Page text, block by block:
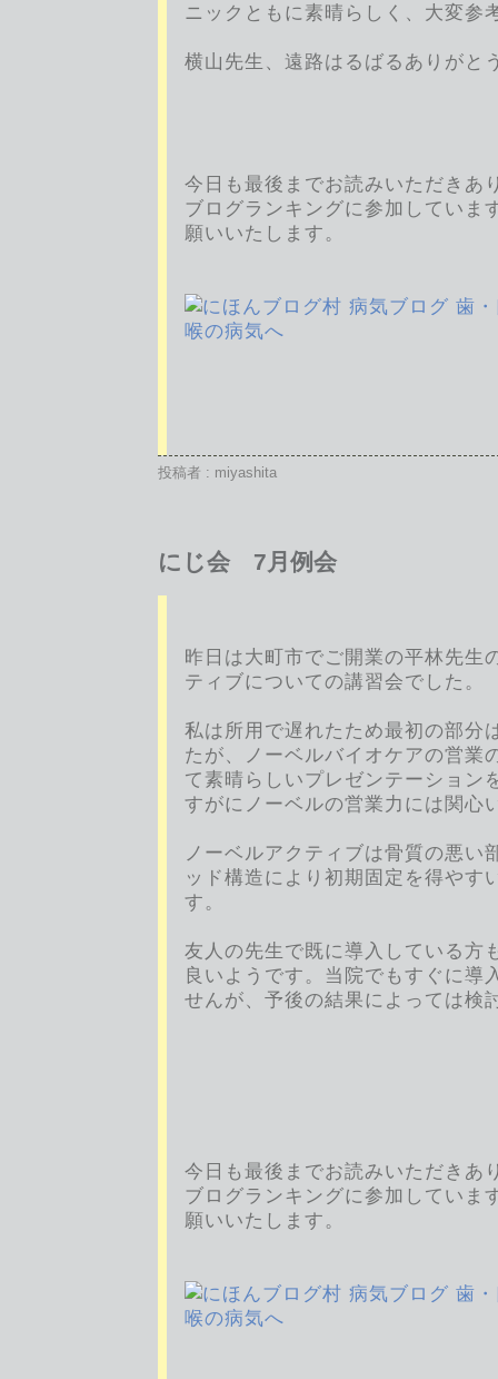
ニックともに素晴らしく、大変参
横山先生、遠路はるばるありがと
今日も最後までお読みいただきあ
ブログランキングに参加していま
願いいたします。
投稿者 : miyashita
にじ会 7月例会
昨日は大町市でご開業の平林先生
ティブについての講習会でした。
私は所用で遅れたため最初の部分
たが、ノーベルバイオケアの営業
て素晴らしいプレゼンテーション
すがにノーベルの営業力には関心
ノーベルアクティブは骨質の悪い
ッド構造により初期固定を得やす
す。
友人の先生で既に導入している方
良いようです。当院でもすぐに導
せんが、予後の結果によっては検
今日も最後までお読みいただきあ
ブログランキングに参加していま
願いいたします。